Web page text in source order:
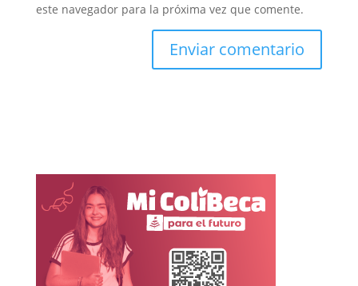
este navegador para la próxima vez que comente.